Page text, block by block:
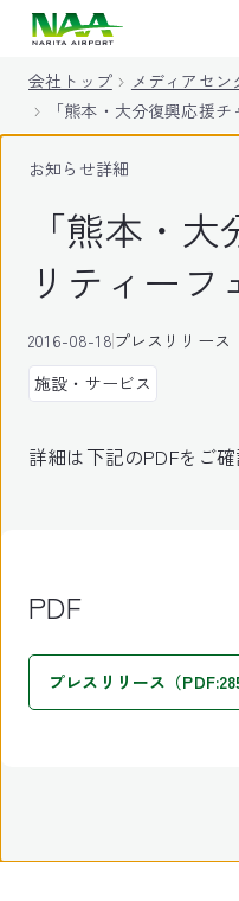
会社トップ メディアセン
「熊本・大分復興応援
お知らせ詳細
「熊本・
リティー
2016-08-18プレスリリース
施設・サービス
詳細は下記のPDFをご確
PDF
プレスリリース（